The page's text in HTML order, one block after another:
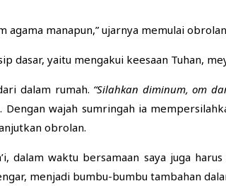
agama manapun,” ujarnya memulai
dasar, yaitu mengakui keesaan Tuhan,
dalam rumah. “Silahkan diminum, om
Dengan wajah sumringah ia
obrolan.
dalam waktu bersamaan saya juga
menjadi bumbu-bumbu tambahan